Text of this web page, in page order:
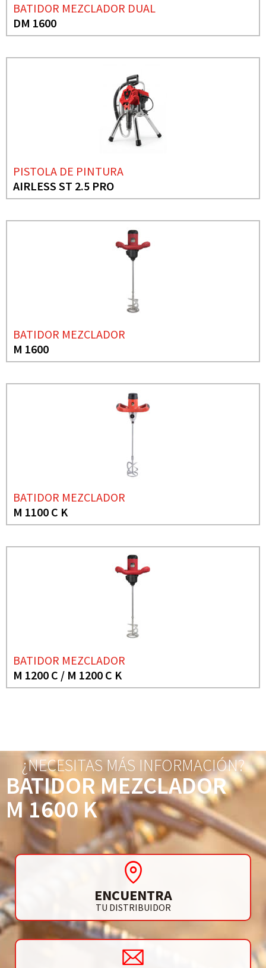
BATIDOR MEZCLADOR DUAL
DM 1600
PISTOLA DE PINTURA
AIRLESS ST 2.5 PRO
BATIDOR MEZCLADOR
M 1600
BATIDOR MEZCLADOR
M 1100 C K
BATIDOR MEZCLADOR
M 1200 C / M 1200 C K
¿NECESITAS MÁS INFORMACIÓN?
BATIDOR MEZCLADOR
M 1600 K
ENCUENTRA
TU DISTRIBUIDOR